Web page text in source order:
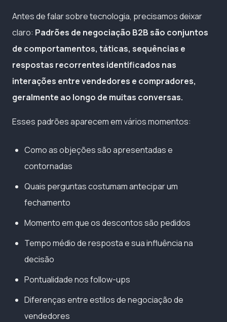
Antes de falar sobre tecnologia, precisamos deixar
claro: Padrões de negociação B2B são conjuntos
de comportamentos, táticas, sequências e
respostas recorrentes identificados nas
interações entre vendedores e compradores,
geralmente ao longo de muitas conversas.
Esses padrões aparecem em vários momentos:
Como as objeções são apresentadas e
contornadas
Quais perguntas costumam antecipar um
fechamento
Momento em que os descontos são pedidos
Tempo médio de resposta e sua influência na
decisão
Pontualidade nos follow-ups
Diferenças entre estilos de negociação de
vendedores